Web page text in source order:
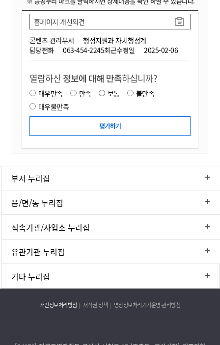
콘텐츠 관리부서
행정지원과 자치행정계
담당전화
063-454-2245최근수정일 2025-02-06
홈페이지 개선의견
열람하신 정보에 대해 만족하십니까?
매우만족 만족 보통
불만족
매우불만족
부서 누리집
읍/면/동 누리집
직속기관/사업소 누리집
유관기관 누리집
기타 누리집
개인정보처리방침 저작권 정책 영상정보처리기기운영·관리방침